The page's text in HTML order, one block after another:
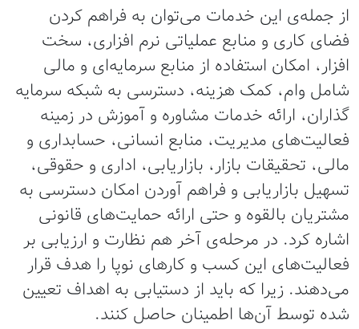
از جمله‌ی این خدمات می‌توان به فراهم کردن
فضای کاری و منابع عملیاتی نرم افزاری، سخت
افزار، امکان استفاده از منابع سرمایه‌ای و مالی
شامل وام، کمک هزینه، دسترسی به شبکه سرمایه
گذاران، ارائه خدمات مشاوره و آموزش در زمینه
فعالیت‌های مدیریت، منابع انسانی، حسابداری و
مالی، تحقیقات بازار، بازاریابی، اداری و حقوقی،
تسهیل بازاریابی و فراهم آوردن امکان دسترسی به
مشتریان بالقوه و حتی ارائه حمایت‌های قانونی
اشاره کرد‌. در مرحله‌ی آخر هم نظارت و ارزیابی بر
فعالیت‌های این کسب و کارهای نوپا را هدف قرار
می‌دهند. زیرا که باید از دستیابی به اهداف تعیین
شده توسط آن‌ها اطمینان حاصل کنند.